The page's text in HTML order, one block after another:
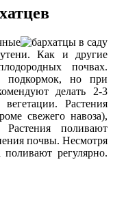
Как и другие
почвах.
подкормок, но при
делать 2-3
Растения
свежего навоза),
поливают
почвы. Несмотря
поливают регулярно.